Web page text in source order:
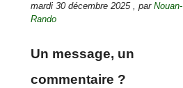
mardi 30 décembre 2025 ,parNouan-
Rando
Un message, un
commentaire ?